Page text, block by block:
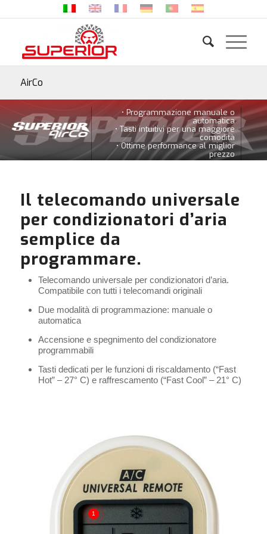
AirCo
• Programmazione manuale o
automatica
• Tasti intuitivi per una maggiore
comodità
• Ottime performance al miglior
prezzo
Il telecomando universale
per condizionatori d’aria
semplice da
programmare.
Telecomando universale per condizionatori d’aria.
Compatibile con tutti i telecomandi originali
Due modalità di programmazione: manuale o
automatica
Accensione e spegnimento del condizionatore
programmabili
Tasti dedicati per le funzioni di riscaldamento (“Fast
Hot” – 27° C) e raffrescamento (“Fast Cool” – 21° C)
1